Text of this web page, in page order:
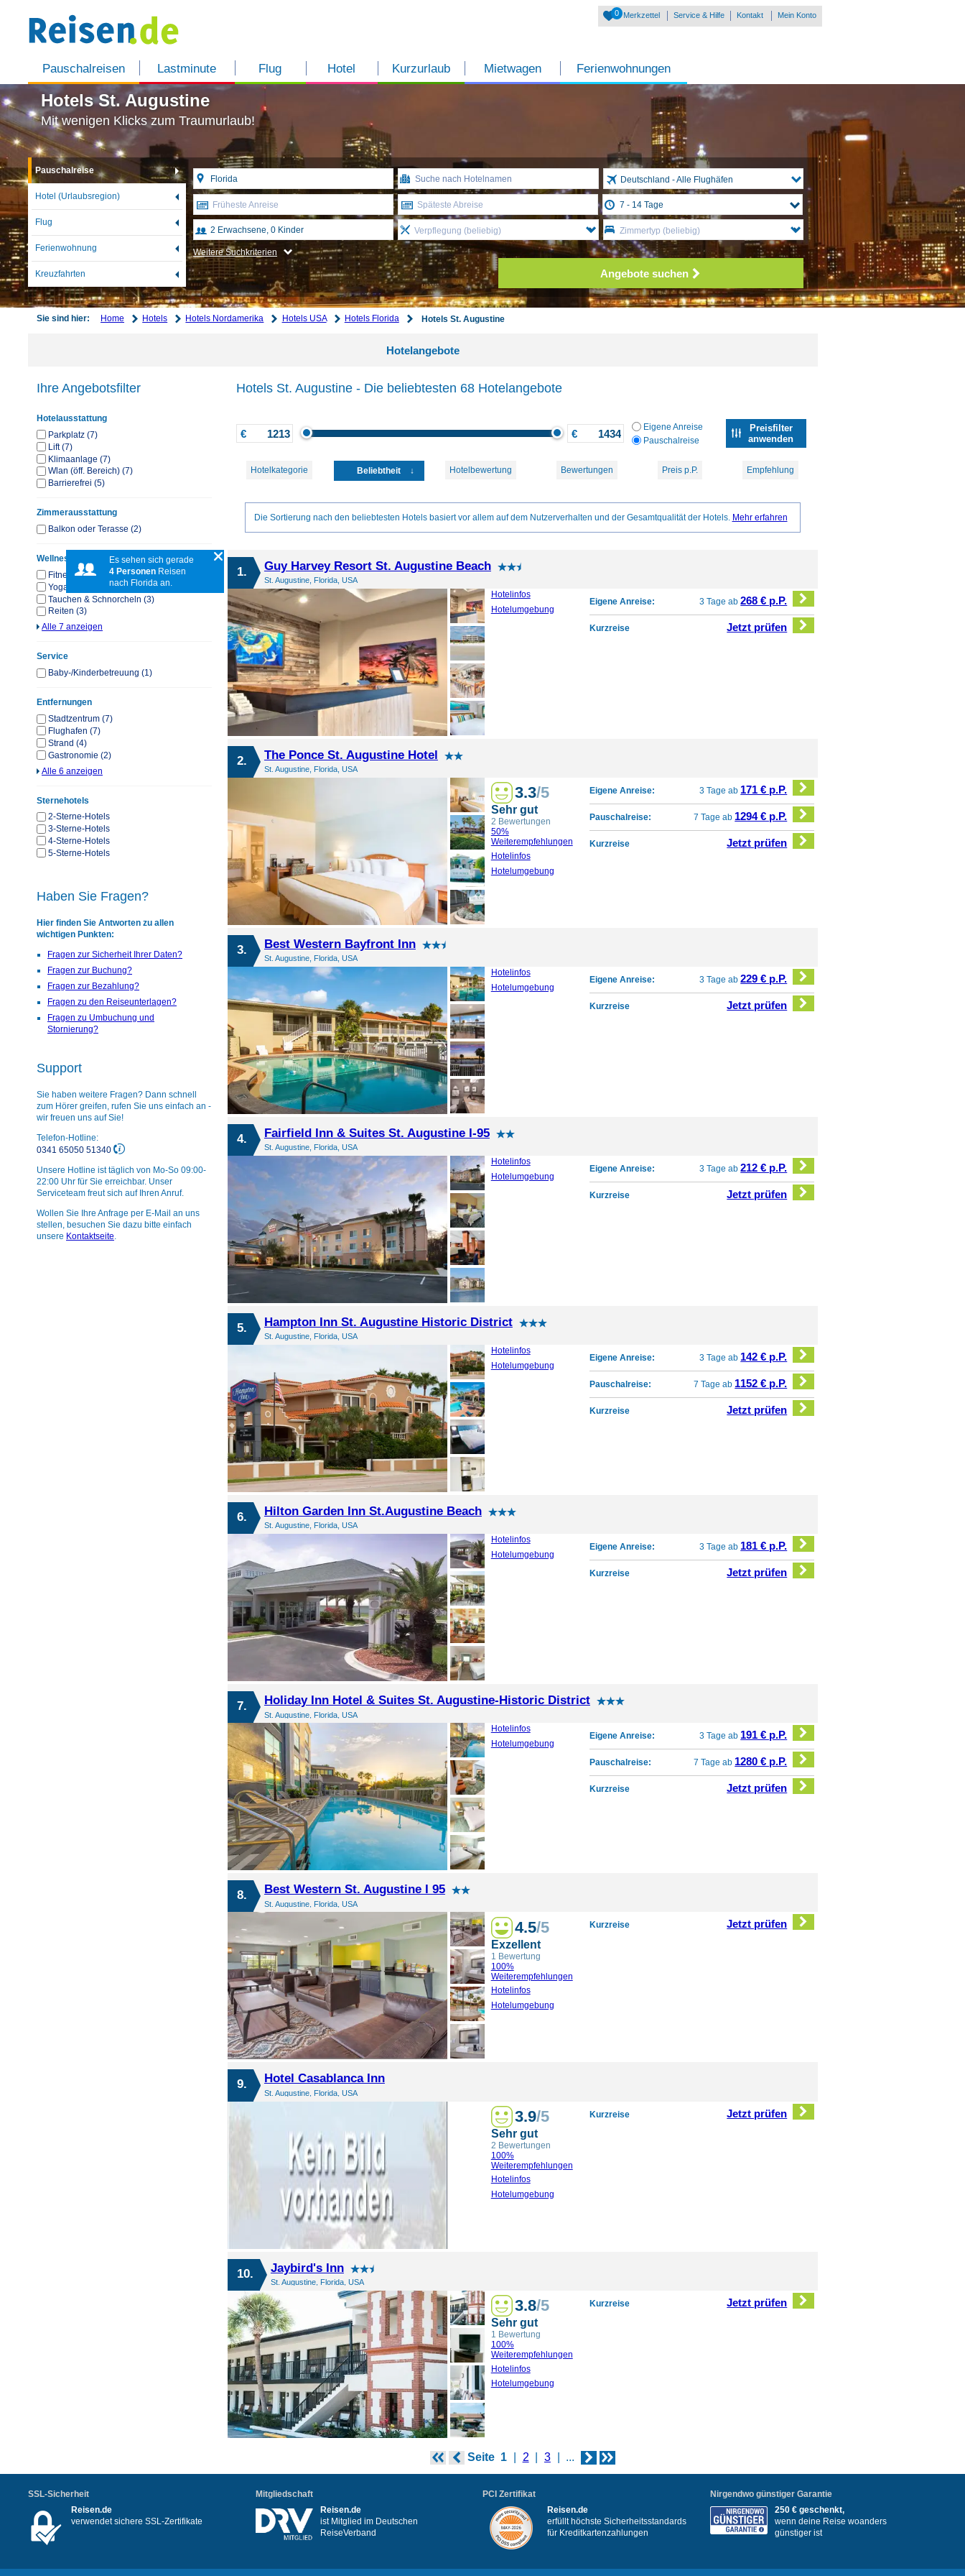
Pauschalreisen Lastminute Flug Hotel Kurzurlaub Mietwagen Ferienwohnungen
0 Merkzettel Service & Hilfe Kontakt Mein Konto
Hotels St. Augustine
Mit wenigen Klicks zum Traumurlaub!
Pauschalreise
Hotel (Urlaubsregion)
Flug
Ferienwohnung
Kreuzfahrten
Deutschland - Alle Flughäfen
Früheste Anreise Späteste Abreise
Verpflegung (beliebig) Zimmertyp (beliebig)
Weitere Suchkriterien
Angebote suchen
Sie sind hier: Home Hotels Hotels Nordamerika Hotels USA Hotels Florida Hotels St. Augustine
Hotelangebote
Hotels St. Augustine - Die beliebtesten 68 Hotelangebote
€ €
Eigene Anreise
Pauschalreise
Preisfilter
anwenden
Hotelkategorie Beliebtheit Hotelbewertung Bewertungen Preis p.P. Empfehlung
Die Sortierung nach den beliebtesten Hotels basiert vor allem auf dem Nutzerverhalten und der Gesamtqualität der Hotels. Mehr erfahren
1. Guy Harvey Resort St. Augustine Beach
St. Augustine, Florida, USA
Hotelinfos
Hotelumgebung
Eigene Anreise: 3 Tage ab268 € p.P.
Kurzreise Jetzt prüfen
2. The Ponce St. Augustine Hotel
St. Augustine, Florida, USA
3.3/5
Sehr gut
2 Bewertungen
50%
Weiterempfehlungen
Hotelinfos
Hotelumgebung
Eigene Anreise: 3 Tage ab 171 € p.P.
Pauschalreise: 7 Tage ab 1294 € p.P.
Kurzreise Jetzt prüfen
3. Best Western Bayfront Inn
St. Augustine, Florida, USA
Hotelinfos
Hotelumgebung
Eigene Anreise: 3 Tage ab229 € p.P.
Kurzreise Jetzt prüfen
4. Fairfield Inn & Suites St. Augustine I-95
St. Augustine, Florida, USA
Hotelinfos
Hotelumgebung
Eigene Anreise: 3 Tage ab212 € p.P.
Kurzreise Jetzt prüfen
5. Hampton Inn St. Augustine Historic District
St. Augustine, Florida, USA
Hotelinfos
Hotelumgebung
Eigene Anreise: 3 Tage ab 142 € p.P.
Pauschalreise: 7 Tage ab 1152 € p.P.
Kurzreise Jetzt prüfen
6. Hilton Garden Inn St.Augustine Beach
St. Augustine, Florida, USA
Hotelinfos
Hotelumgebung
Eigene Anreise: 3 Tage ab 181 € p.P.
Kurzreise Jetzt prüfen
7. Holiday Inn Hotel & Suites St. Augustine-Historic District
St. Augustine, Florida, USA
Hotelinfos
Hotelumgebung
Eigene Anreise: 3 Tage ab 191 € p.P.
Pauschalreise: 7 Tage ab 1280 € p.P.
Kurzreise Jetzt prüfen
8. Best Western St. Augustine I 95
St. Augustine, Florida, USA
4.5/5
Exzellent
1 Bewertung
100%
Weiterempfehlungen
Hotelinfos
Hotelumgebung
Kurzreise Jetzt prüfen
9. Hotel Casablanca Inn
St. Augustine, Florida, USA
3.9/5
Sehr gut
2 Bewertungen
100%
Weiterempfehlungen
Hotelinfos
Hotelumgebung
Kurzreise Jetzt prüfen
10. Jaybird's Inn
St. Augustine, Florida, USA
3.8/5
Sehr gut
1 Bewertung
100%
Weiterempfehlungen
Hotelinfos
Hotelumgebung
Kurzreise Jetzt prüfen
Es sehen sich gerade
4 Personen Reisen
nach Florida an.
Seite 1 2 3 ...
Ihre Angebotsfilter
Hotelausstattung
Parkplatz (7)
Lift (7)
Klimaanlage (7)
Wlan (öff. Bereich) (7)
Barrierefrei (5)
Zimmerausstattung
Balkon oder Terasse (2)
Wellness & Sport
Fitnessstudio (6)
Yoga & Pilates (5)
Tauchen & Schnorcheln (3)
Reiten (3)
Alle 7 anzeigen
Service
Baby-/Kinderbetreuung (1)
Entfernungen
Stadtzentrum (7)
Flughafen (7)
Strand (4)
Gastronomie (2)
Alle 6 anzeigen
Sternehotels
2-Sterne-Hotels
3-Sterne-Hotels
4-Sterne-Hotels
5-Sterne-Hotels
Haben Sie Fragen?
Hier finden Sie Antworten zu allen
wichtigen Punkten:
Fragen zur Sicherheit Ihrer Daten?
Fragen zur Buchung?
Fragen zur Bezahlung?
Fragen zu den Reiseunterlagen?
Fragen zu Umbuchung und
Stornierung?
Support
Sie haben weitere Fragen? Dann schnell
zum Hörer greifen, rufen Sie uns einfach an -
wir freuen uns auf Sie!
Telefon-Hotline:
0341 65050 51340
Unsere Hotline ist täglich von Mo-So 09:00-
22:00 Uhr für Sie erreichbar. Unser
Serviceteam freut sich auf Ihren Anruf.
Wollen Sie Ihre Anfrage per E-Mail an uns
stellen, besuchen Sie dazu bitte einfach
unsere Kontaktseite.
SSL-Sicherheit
Reisen.de
verwendet sichere SSL-Zertifikate
Mitgliedschaft
Reisen.de
ist Mitglied im Deutschen
ReiseVerband
PCI Zertifikat
Reisen.de
erfüllt höchste Sicherheitsstandards
für Kreditkartenzahlungen
Nirgendwo günstiger Garantie
250 € geschenkt,
wenn deine Reise woanders
günstiger ist